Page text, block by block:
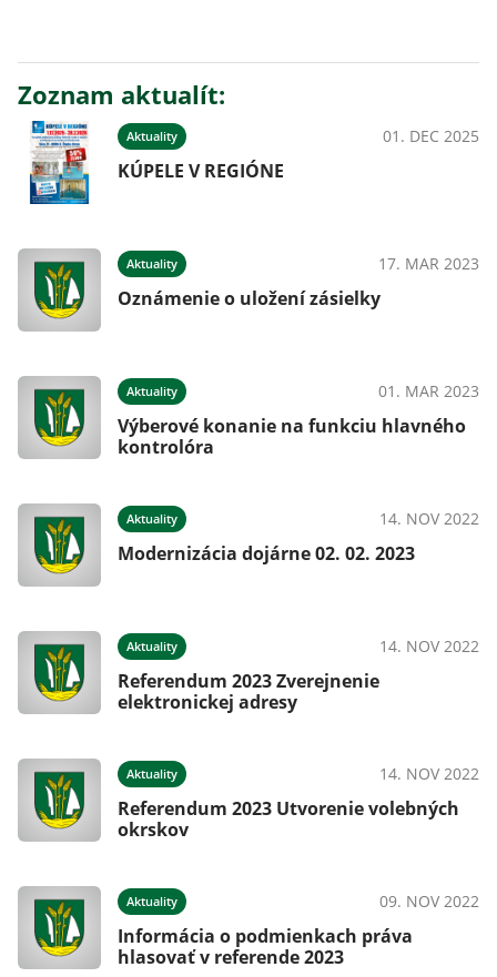
Zoznam aktualít:
Aktuality 01. DEC 2025
KÚPELE V REGIÓNE
Aktuality 17. MAR 2023
Oznámenie o uložení zásielky
Aktuality 01. MAR 2023
Výberové konanie na funkciu hlavného
kontrolóra
Aktuality 14. NOV 2022
Modernizácia dojárne 02. 02. 2023
Aktuality 14. NOV 2022
Referendum 2023 Zverejnenie
elektronickej adresy
Aktuality 14. NOV 2022
Referendum 2023 Utvorenie volebných
okrskov
Aktuality 09. NOV 2022
Informácia o podmienkach práva
hlasovať v referende 2023